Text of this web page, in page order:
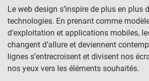
Le web design s’inspire de plus en plus
technologies. En prenant comme
d’exploitation et applications mobiles,
changent d’allure et deviennent
lignes s’entrecroisent et divisent nos
nos yeux vers les éléments souhaités.